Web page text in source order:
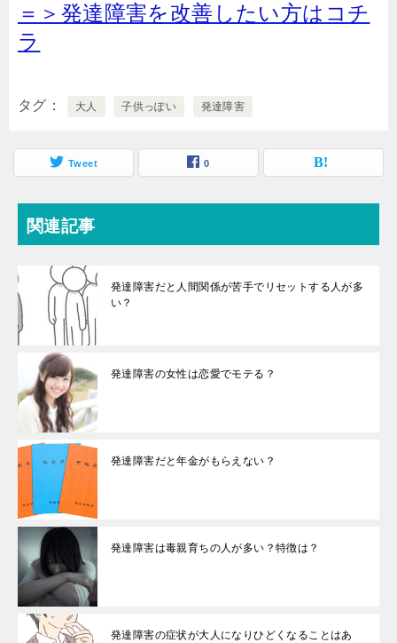
＝＞発達障害を改善したい方はコチ
ラ
タグ 大人 子供っぽい 発達障害
Tweet 0
関連記事
発達障害だと人間関係が苦手でリセットする人が多
い？
発達障害の女性は恋愛でモテる？
発達障害だと年金がもらえない？
発達障害は毒親育ちの人が多い？特徴は？
発達障害の症状が大人になりひどくなることはあ